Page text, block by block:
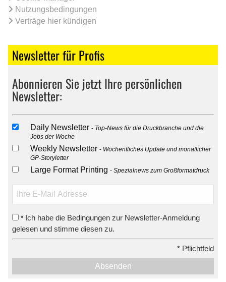
Nutzungsbedingungen
Verträge hier kündigen
Newsletter für Profis
Abonnieren Sie jetzt Ihre persönlichen
Newsletter:
Daily Newsletter
Top-News für die Druckbranche und die
Jobs der Woche
Weekly Newsletter
Wöchentliches Update und monatlicher
GP-Storyletter
Large Format Printing Spezialnews zum Großformatdruck
* Ich habe die Bedingungen zur Newsletter-Anmeldung
gelesen und stimme diesen zu.
* Pflichtfeld
Absenden